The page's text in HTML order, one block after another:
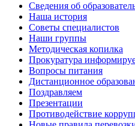
Сведения об
Наша история
Советы специалистов
Наши группы
Методическая копилка
Прокуратура
Вопросы питания
Дистанционное
Поздравляем
Презентации
Противодействие